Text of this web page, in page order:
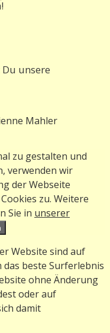
unsere
Mahler
zu gestalten und
verwenden wir
der Webseite
zu. Weitere
Sie in unserer
Website sind auf
das beste Surferlebnis
ohne Änderung
oder auf
damit